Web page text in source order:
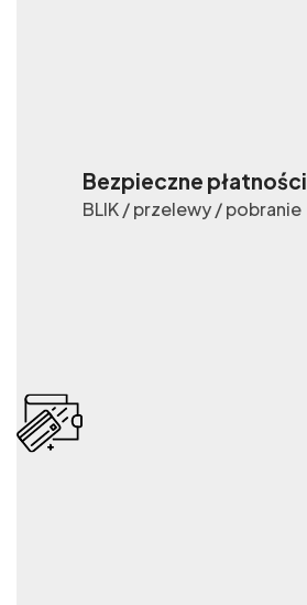
Bezpieczne płatności
BLIK / przelewy / pobranie